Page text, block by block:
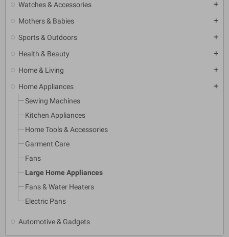
Watches & Accessories add
Mothers & Babies add
Sports & Outdoors add
Health & Beauty add
Home & Living add
Home Appliances add
Sewing Machines
Kitchen Appliances
Home Tools & Accessories
Garment Care
Fans
Large Home Appliances
Fans & Water Heaters
Electric Pans
Automotive & Gadgets